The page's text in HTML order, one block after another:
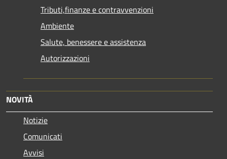
Tributi,finanze e contravvenzioni
Ambiente
Salute, benessere e assistenza
Autorizzazioni
NOVITÀ
Notizie
Comunicati
Avvisi